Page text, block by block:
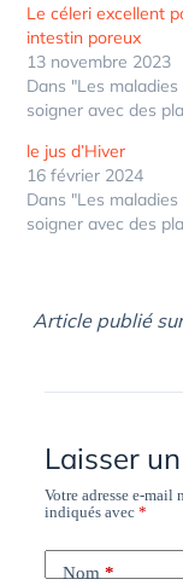
Le céleri excellent
intestin poreux
13 novembre 2023
Dans "Les maladies
soigner avec des
le jus d’Hiver
16 février 2024
Dans "Les maladies
soigner avec des
Article publié
Laisser
Votre adresse e-mail
indiqués avec*
Nom *